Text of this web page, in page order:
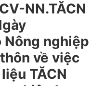
NN.TĂCN
nghiệp
về việc
TĂCN